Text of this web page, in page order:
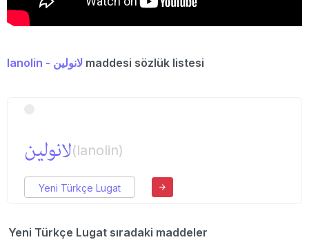
lanolin - لانولین maddesi sözlük listesi
لانولین(lanolin)
Yeni Türkçe Lugat
Yeni Türkçe Lugat sıradaki maddeler